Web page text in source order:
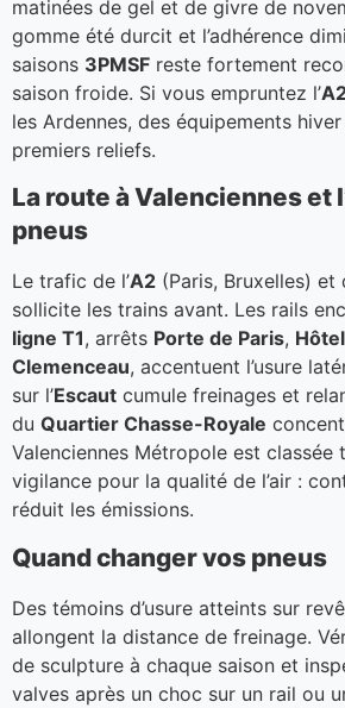
matinées de gel et de givre de
gomme été durcit et l’adhérence
saisons 3PMSF reste fortement
saison froide. Si vous empruntez l’
les Ardennes, des équipements
premiers reliefs.
La route à Valenciennes et
pneus
Le trafic de l’A2 (Paris, Bruxelles) et
sollicite les trains avant. Les rails
ligne T1, arrêts Porte de Paris,
Clemenceau, accentuent l’usure
sur l’Escaut cumule freinages et
du Quartier Chasse-Royale
Valenciennes Métropole est classée
vigilance pour la qualité de l’air :
réduit les émissions.
Quand changer vos pneus
Des témoins d’usure atteints sur
allongent la distance de freinage.
de sculpture à chaque saison et
valves après un choc sur un rail ou